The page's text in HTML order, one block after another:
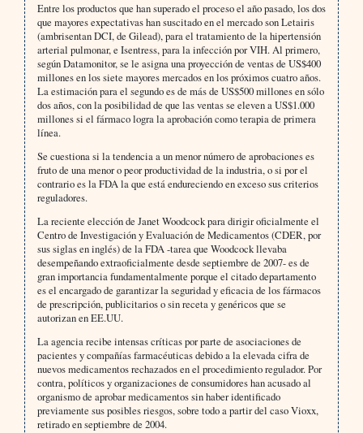
Entre los productos que han superado el proceso el año pasado, los dos
que mayores expectativas han suscitado en el mercado son Letairis
(ambrisentan DCI, de Gilead), para el tratamiento de la hipertensión
arterial pulmonar, e Isentress, para la infección por VIH. Al primero,
según Datamonitor, se le asigna una proyección de ventas de US$400
millones en los siete mayores mercados en los próximos cuatro años.
La estimación para el segundo es de más de US$500 millones en sólo
dos años, con la posibilidad de que las ventas se eleven a US$1.000
millones si el fármaco logra la aprobación como terapia de primera
línea.
Se cuestiona si la tendencia a un menor número de aprobaciones es
fruto de una menor o peor productividad de la industria, o si por el
contrario es la FDA la que está endureciendo en exceso sus criterios
reguladores.
La reciente elección de Janet Woodcock para dirigir oficialmente el
Centro de Investigación y Evaluación de Medicamentos (CDER, por
sus siglas en inglés) de la FDA -tarea que Woodcock llevaba
desempeñando extraoficialmente desde septiembre de 2007- es de
gran importancia fundamentalmente porque el citado departamento
es el encargado de garantizar la seguridad y eficacia de los fármacos
de prescripción, publicitarios o sin receta y genéricos que se
autorizan en EE.UU.
La agencia recibe intensas críticas por parte de asociaciones de
pacientes y compañías farmacéuticas debido a la elevada cifra de
nuevos medicamentos rechazados en el procedimiento regulador. Por
contra, políticos y organizaciones de consumidores han acusado al
organismo de aprobar medicamentos sin haber identificado
previamente sus posibles riesgos, sobre todo a partir del caso Vioxx,
retirado en septiembre de 2004.